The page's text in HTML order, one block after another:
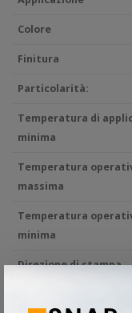
Colore
Finitura
Particolarità:
Temperatura di
minima
Temperatura
massima
Temperatura
minima
Direzione di stampa